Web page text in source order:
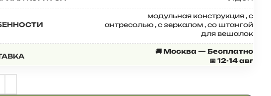
модульная конструкция,с
антресолью,с зеркалом,со штангой
для вешалок
🚚 Москва — Бесплатно
📅 12-14 авг